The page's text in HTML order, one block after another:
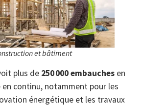
et bâtiment
plus de 250 000 embauches en
en continu, notamment pour les
énergétique et les travaux